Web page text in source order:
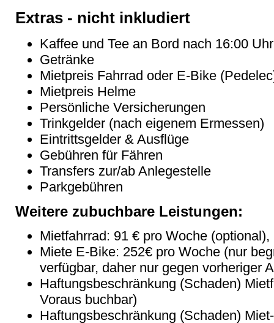
Extras - nicht inkludiert
Kaffee und Tee an Bord nach 16:00 Uhr
Getränke
Mietpreis Fahrrad oder E-Bike
Mietpreis Helme
Persönliche Versicherungen
Trinkgelder (nach eigenem Ermessen)
Eintrittsgelder & Ausflüge
Gebühren für Fähren
Transfers zur/ab Anlegestelle
Parkgebühren
Weitere zubuchbare Leistungen:
Mietfahrrad: 91 € pro Woche (optional),
Miete E-Bike: 252€ pro Woche (nur
verfügbar, daher nur gegen vorheriger
Haftungsbeschränkung (Schaden)
Voraus buchbar)
Haftungsbeschränkung (Schaden)